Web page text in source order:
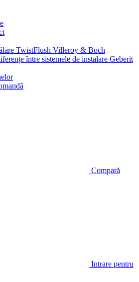
TwistFlush Villeroy & Boch
între sistemele de instalare Geberit
Compară
Intrare pentru